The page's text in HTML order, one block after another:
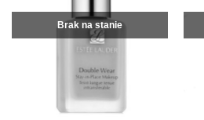
Brak na stanie